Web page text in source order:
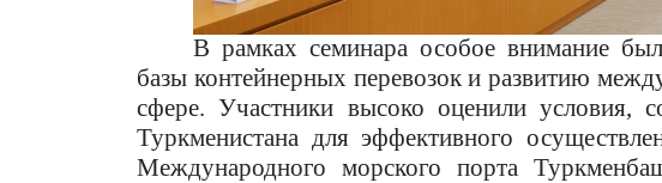
В рамках семинара особое внимание
базы контейнерных перевозок и развитию
сфере. Участники высоко оценили условия,
Туркменистана для эффективного
Международного морского порта